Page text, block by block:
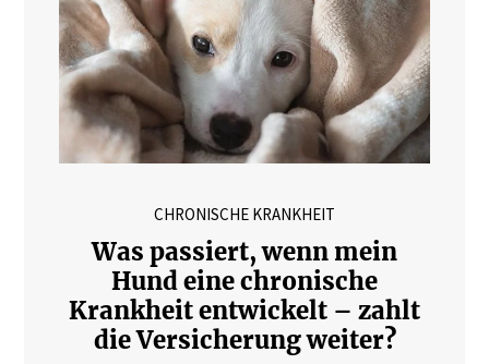
CHRONISCHE KRANKHEIT
Was passiert, wenn mein
Hund eine chronische
Krankheit entwickelt – zahlt
die Versicherung weiter?